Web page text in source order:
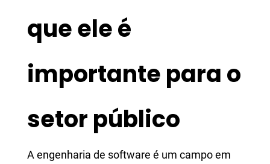
que ele é
importante para o
setor público
A engenharia de software é um campo em